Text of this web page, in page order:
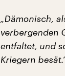
„Dämonisch,
verbergenden
entfaltet, und
Kriegern